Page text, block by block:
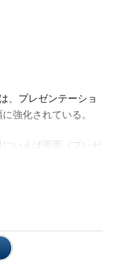
、プレゼンテーショ
強化されている。
いえば画面（プレゼ
仮想化は、1対1で結
アントPC環境を仮